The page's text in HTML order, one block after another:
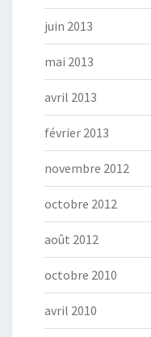
juin 2013
mai 2013
avril 2013
février 2013
novembre 2012
octobre 2012
août 2012
octobre 2010
avril 2010